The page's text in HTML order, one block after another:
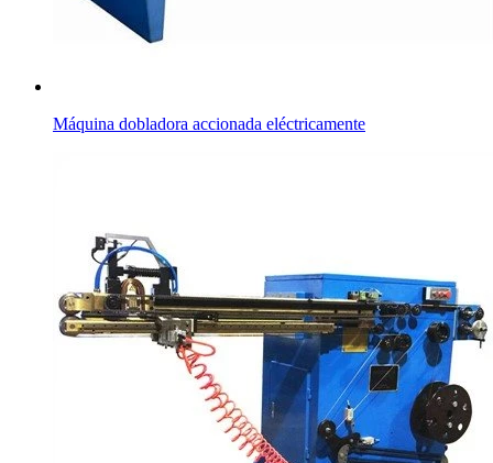
Máquina dobladora accionada eléctricamente